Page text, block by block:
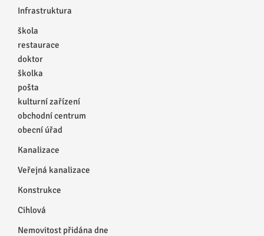
Infrastruktura
škola
restaurace
doktor
školka
pošta
kulturní zařízení
obchodní centrum
obecní úřad
Kanalizace
Veřejná kanalizace
Konstrukce
Cihlová
Nemovitost přidána dne